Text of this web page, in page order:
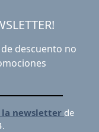
descuento no
newsletter de